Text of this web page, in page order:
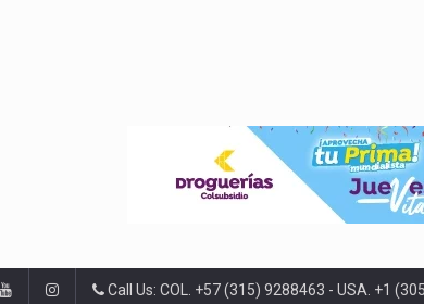
Call Us: COL. +57 (315) 9288463 - USA. +1